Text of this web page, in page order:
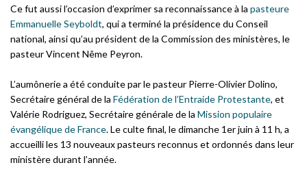
Ce fut aussi l’occasion d’exprimer sa reconnaissance à la pasteure
Emmanuelle Seyboldt, qui a terminé la présidence du Conseil
national, ainsi qu’au président de la Commission des ministères, le
pasteur Vincent Nême Peyron.
L’aumônerie a été conduite par le pasteur Pierre-Olivier Dolino,
Secrétaire général de la Fédération de l’Entraide Protestante, et
Valérie Rodriguez, Secrétaire générale de la Mission populaire
évangélique de France. Le culte final, le dimanche 1er juin à 11 h, a
accueilli les 13 nouveaux pasteurs reconnus et ordonnés dans leur
ministère durant l’année.